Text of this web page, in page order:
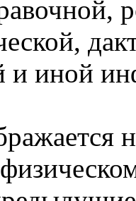
и иной